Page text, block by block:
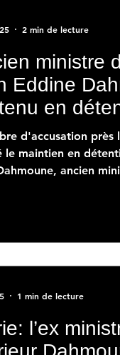
ministre
Eddine
en
d'accusation près
le maintien en
ancien
2 min de lecture
l’ex
1 min de lecture